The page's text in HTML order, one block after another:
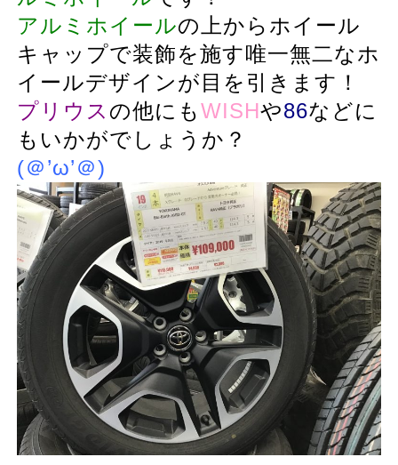
アルミホイールの上からホイール
キャップで装飾を施す唯一無二なホ
イールデザインが目を引きます！
プリウス の他にもWISHや86などに
もいかがでしょうか？
(＠’ω’＠)